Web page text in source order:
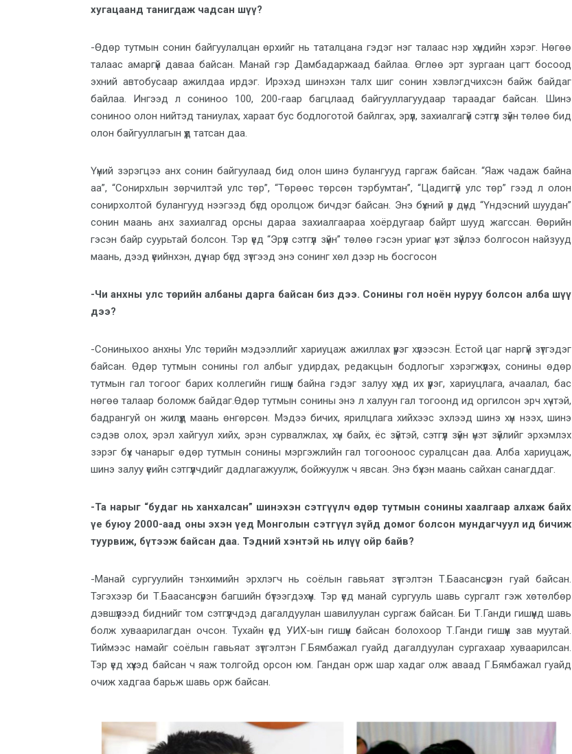
хугацаанд танигдаж чадсан шүү?
-Өдөр тутмын сонин байгуулалцан өрхийг нь таталцана гэдэг нэг талаас нэр хүндийн хэрэг. Нөгөө
талаас амаргүй даваа байсан. Манай гэр Дамбадаржаад байлаа. Өглөө эрт зургаан цагт босоод
эхний автобусаар ажилдаа ирдэг. Ирэхэд шинэхэн талх шиг сонин хэвлэгдчихсэн байж байдаг
байлаа. Ингээд л сониноо 100, 200-гаар багцлаад байгууллагуудаар тараадаг байсан. Шинэ
сониноо олон нийтэд таниулах, хараат бус бодлоготой байлгах, эрүүл, захиалгагүй сэтгүүл зүйн төлөө бид
олон байгууллагын үүд татсан даа.
Үүний зэрэгцээ анх сонин байгуулаад бид олон шинэ булангууд гаргаж байсан. “Яаж чадаж байна
аа”, “Сонирхлын зөрчилтэй улс төр”, “Төрөөс төрсөн тэрбумтан”, “Цадиггүй улс төр” гээд л олон
сонирхолтой булангууд нээгээд бүгд оролцож бичдэг байсан. Энэ бүхний үр дүнд “Үндэсний шуудан”
сонин маань анх захиалгад орсны дараа захиалгаараа хоёрдугаар байрт шууд жагссан. Өөрийн
гэсэн байр суурьтай болсон. Тэр үед “Эрүүл сэтгүүл зүйн” төлөө гэсэн уриаг үнэт зүйлээ болгосон найзууд
маань, дээд үеийнхэн, дүү нар бүгд зүтгээд энэ сонинг хөл дээр нь босгосон
-Чи анхны улс төрийн албаны дарга байсан биз дээ. Сонины гол ноён нуруу болсон алба шүү
дээ?
-Сониныхоо анхны Улс төрийн мэдээллийг хариуцаж ажиллах үүрэг хүлээсэн. Ёстой цаг наргүй зүтгэдэг
байсан. Өдөр тутмын сонины гол албыг удирдах, редакцын бодлогыг хэрэгжүүлэх, сонины өдөр
тутмын гал тогоог барих коллегийн гишүүн байна гэдэг залуу хүнд их үүрэг, хариуцлага, ачаалал, бас
нөгөө талаар боломж байдаг.Өдөр тутмын сонины энэ л халуун гал тогоонд ид оргилсон эрч хүчтэй,
бадрангуй он жилүүд маань өнгөрсөн. Мэдээ бичих, ярилцлага хийхээс эхлээд шинэ хүн нээх, шинэ
сэдэв олох, эрэл хайгуул хийх, эрэн сурвалжлах, хүн байх, ёс зүйтэй, сэтгүүл зүйн үнэт зүйлийг эрхэмлэх
зэрэг бүх чанарыг өдөр тутмын сонины мэргэжлийн гал тогооноос суралцсан даа. Алба хариуцаж,
шинэ залуу үеийн сэтгүүлчдийг дадлагажуулж, бойжуулж ч явсан. Энэ бүхэн маань сайхан санагддаг.
-Та нарыг “будаг нь ханхалсан” шинэхэн сэтгүүлч өдөр тутмын сонины хаалгаар алхаж байх
үе буюу 2000-аад оны эхэн үед Монголын сэтгүүл зүйд домог болсон мундагчуул ид бичиж
туурвиж, бүтээж байсан даа. Тэдний хэнтэй нь илүү ойр байв?
-Манай сургуулийн тэнхимийн эрхлэгч нь соёлын гавьяат зүтгэлтэн Т.Баасансүрэн гуай байсан.
Тэгэхээр би Т.Баасансүрэн багшийн бүтээгдэхүүн. Тэр үед манай сургууль шавь сургалт гэж хөтөлбөр
дэвшүүлээд биднийг том сэтгүүлчдэд дагалдуулан шавилуулан сургаж байсан. Би Т.Ганди гишүүнд шавь
болж хуваарилагдан очсон. Тухайн үед УИХ-ын гишүүн байсан болохоор Т.Ганди гишүүн зав муутай.
Тиймээс намайг соёлын гавьяат зүтгэлтэн Г.Бямбажал гуайд дагалдуулан сургахаар хуваарилсан.
Тэр үед хүүхэд байсан ч яаж толгойд орсон юм. Гандан орж шар хадаг олж аваад Г.Бямбажал гуайд
очиж хадгаа барьж шавь орж байсан.